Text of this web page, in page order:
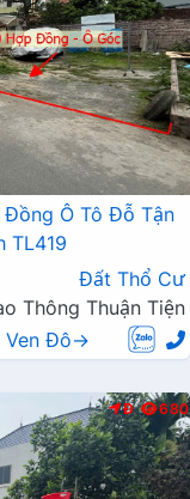
Đồng Ô Tô Đỗ Tận
TL419
Đất Thổ Cư
Thông Thuận Tiện
Ven Đô→
Đ 680